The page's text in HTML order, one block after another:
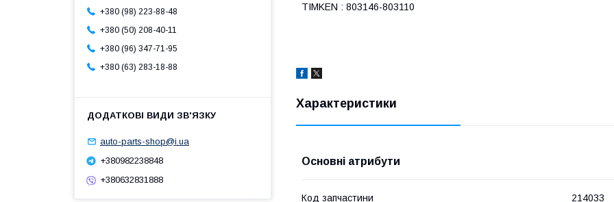
TIMKEN : 803146-803110
Характеристики
Основні атрибути
Код запчастини 214033
+380 (98) 223-88-48
+380 (50) 208-40-11
+380 (96) 347-71-95
+380 (63) 283-18-88
auto-parts-shop@i.ua
+380982238848
+380632831888